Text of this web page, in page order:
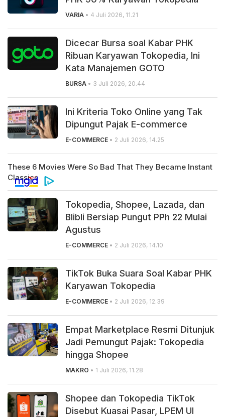
VARIA • 4 Juli 2026, 11.21
Dicecar Bursa soal Kabar PHK
Ribuan Karyawan Tokopedia, Ini
Kata Manajemen GOTO
BURSA • 3 Juli 2026, 20.44
Ini Kriteria Toko Online yang Tak
Dipungut Pajak E-commerce
E-COMMERCE • 2 Juli 2026, 14.25
Tokopedia, Shopee, Lazada, dan
Blibli Bersiap Pungut PPh 22 Mulai
Agustus
E-COMMERCE • 2 Juli 2026, 14.10
TikTok Buka Suara Soal Kabar PHK
Karyawan Tokopedia
E-COMMERCE • 2 Juli 2026, 12.39
Empat Marketplace Resmi Ditunjuk
Jadi Pemungut Pajak: Tokopedia
hingga Shopee
MAKRO • 1 Juli 2026, 11.28
Shopee dan Tokopedia TikTok
Disebut Kuasai Pasar, LPEM UI